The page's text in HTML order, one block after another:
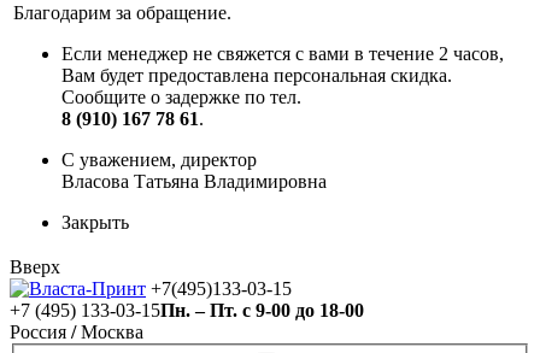
Благодарим за обращение.
Если менеджер не свяжется с вами в течение 2 часов,
Вам будет предоставлена персональная скидка.
Сообщите о задержке по тел.
8 (910) 167 78 61.
С уважением, директор
Власова Татьяна Владимировна
Закрыть
Вверх
+7(495)133-03-15
+7 (495) 133-03-15Пн. – Пт. с 9-00 до 18-00
Россия / Москва